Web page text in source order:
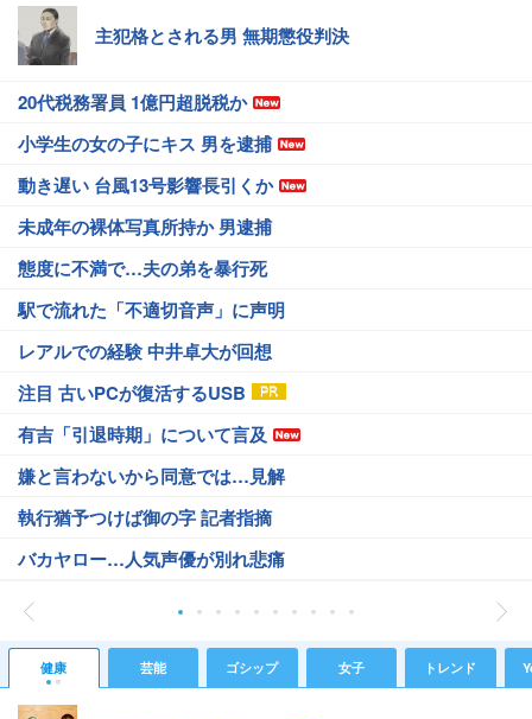
主犯格とされる男 無期懲役判決
20代税務署員 1億円超脱税か
小学生の女の子にキス 男を逮捕
動き遅い 台風13号影響長引くか
未成年の裸体写真所持か 男逮捕
態度に不満で…夫の弟を暴行死
駅で流れた「不適切音声」に声明
レアルでの経験 中井卓大が回想
注目 古いPCが復活するUSB
有吉「引退時期」について言及
嫌と言わないから同意では…見解
執行猶予つけば御の字 記者指摘
バカヤロー…人気声優が別れ悲痛
健康 芸能 ゴシップ 女子 トレンド